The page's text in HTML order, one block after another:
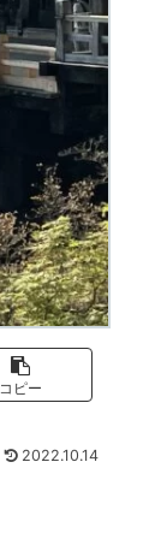
コピー
2022.10.14